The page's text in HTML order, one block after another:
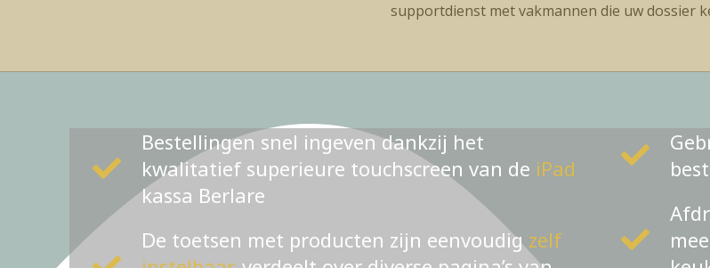
supportdienst met vakmannen die uw dossier
Bestellingen snel ingeven dankzij het
kwalitatief superieure touchscreen van de iPad
kassa Berlare
De toetsen met producten zijn eenvoudigzelf